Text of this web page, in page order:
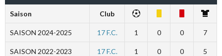
Saison Club
SAISON 2024-2025 17 F.C. 1 0 0 7
SAISON 2022-2023 17 F.C. 1 0 0 5